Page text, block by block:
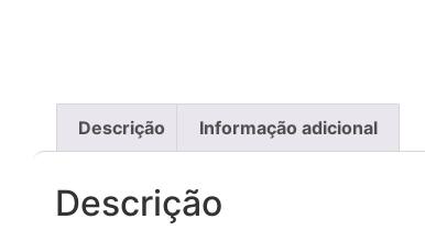
Descrição Informação adicional
Descrição